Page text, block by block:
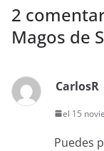
2
Magos de
CarlosR
el 15
Puedes